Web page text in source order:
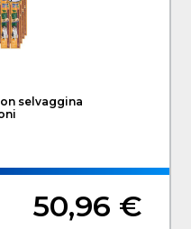
selvaggina
50,96 €